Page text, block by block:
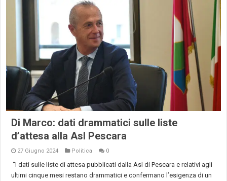
Di Marco: dati drammatici sulle liste
d’attesa alla Asl Pescara
27 Giugno 2024 Politica 0
“I dati sulle liste di attesa pubblicati dalla Asl di Pescara e relativi agli
ultimi cinque mesi restano drammatici e confermano l’esigenza di un